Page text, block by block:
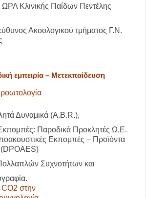
ΩΡΛ Κλινικής Παίδων Πεντέλης
Ακοολογικού τμήματος Γ.Ν.
εμπειρία – Μετεκπαίδευση
Δυναμικά (A.B.R.),
Παροδικά Προκλητές Ω.Ε.
Εκπομπές – Προϊόντα
Συχνοτήτων και
στην